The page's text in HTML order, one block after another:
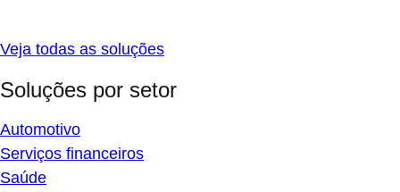
Veja todas as soluções
Soluções por setor
Automotivo
Serviços financeiros
Saúde